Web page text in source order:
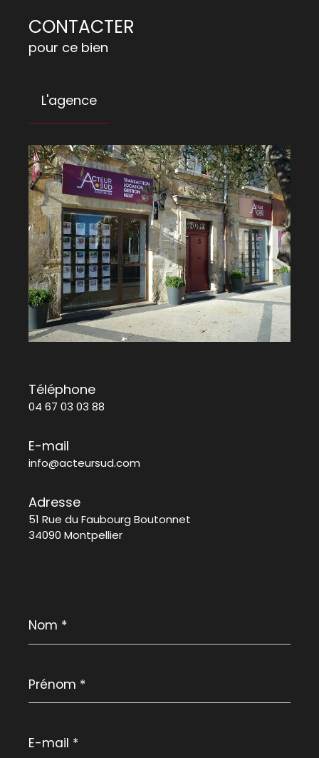
CONTACTER
pour ce bien
L'agence
Téléphone
04 67 03 03 88
E-mail
info@acteursud.com
Adresse
51 Rue du Faubourg Boutonnet
34090 Montpellier
*
*
mail
*